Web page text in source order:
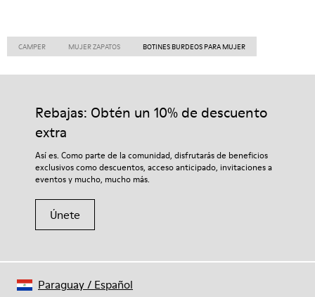
CAMPER MUJER ZAPATOS BOTINES BURDEOS PARA MUJER
Rebajas: Obtén un 10% de descuento
extra
Así es. Como parte de la comunidad, disfrutarás de beneficios
exclusivos como descuentos, acceso anticipado, invitaciones a
eventos y mucho, mucho más.
Únete
Paraguay/ Español